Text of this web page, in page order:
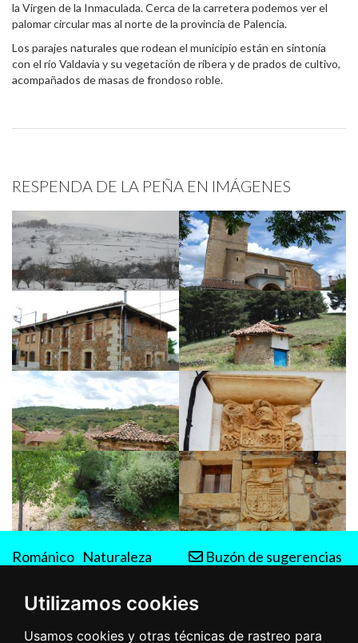
Utilizamos cookies
Usamos cookies y otras técnicas de rastreo para
la Virgen de la Inmaculada. Cerca de la carretera podemos ver el
palomar circular mas al norte de la provincia de Palencia.
Los parajes naturales que rodean el municipio están en sintonía
con el río Valdavia y su vegetación de ribera y de prados de cultivo,
acompañados de masas de frondoso roble.
RESPENDA DE LA PEÑA EN IMÁGENES
Románico Naturaleza
Buzón de sugerencias